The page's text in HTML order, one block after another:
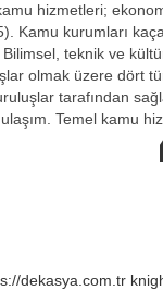
hizmetleri;
Kamu kurumları
teknik ve
olmak üzere dört
tarafından
Temel kamu
dekasya.com.tr